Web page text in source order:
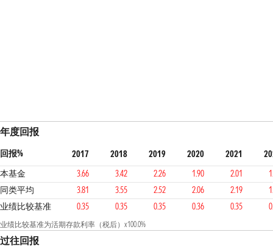
年度回报
回报% 2017 2018 2019 2020 2021
本基金
3.66 3.42 2.26 1.90 2.01
同类平均
3.81 3.55 2.52 2.06 2.19
业绩比较基准
0.35 0.35 0.35 0.36 0.35
业绩比较基准为活期存款利率（税后）x100.0%
过往回报